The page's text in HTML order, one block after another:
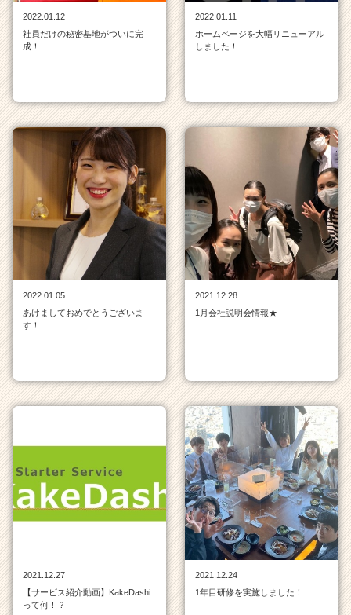
2022.01.12
社員だけの秘密基地がついに完
成！
2022.01.11
ホームページを大幅リニューアル
しました！
2022.01.05
あけましておめでとうございま
す！
2021.12.28
1月会社説明会情報★
2021.12.27
【サービス紹介動画】KakeDashi
って何！？
2021.12.24
1年目研修を実施しました！